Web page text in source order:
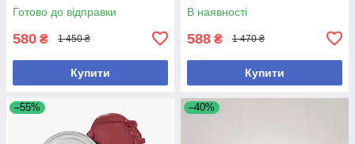
Готово до відправки
580 ₴ 1 450 ₴
Купити
В наявності
588 ₴ 1 470 ₴
Купити
–55% –40%